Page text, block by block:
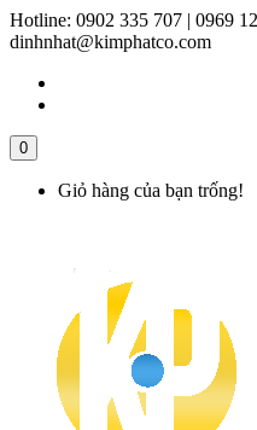
Hotline: 0902 335 707 | 0969
dinhnhat@kimphatco.com
0
Giỏ hàng của bạn trống!